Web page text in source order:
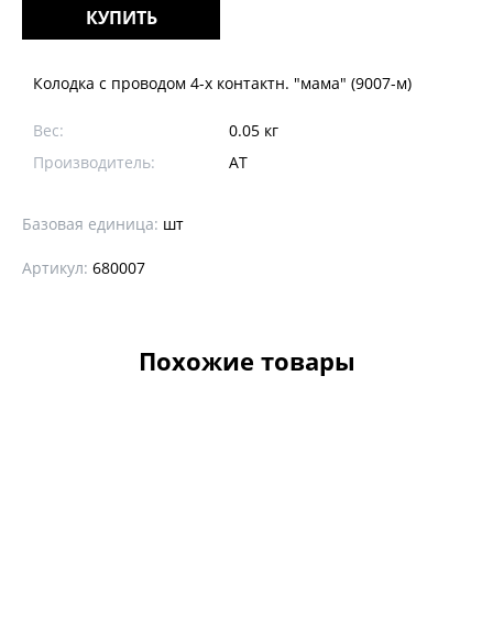
КУПИТЬ
Колодка с проводом 4-х контактн. "мама" (9007-м)
Вес:
0.05 кг
Производитель:
АТ
Базовая единица: шт
Артикул: 680007
Похожие товары